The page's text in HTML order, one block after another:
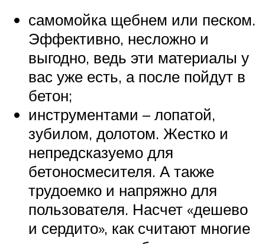
самомойка щебнем или песком.
Эффективно, несложно и
выгодно, ведь эти материалы у
вас уже есть, а после пойдут в
бетон;
инструментами – лопатой,
зубилом, долотом. Жестко и
непредсказуемо для
бетоносмесителя. А также
трудоемко и напряжно для
пользователя. Насчет «дешево
и сердито», как считают многие